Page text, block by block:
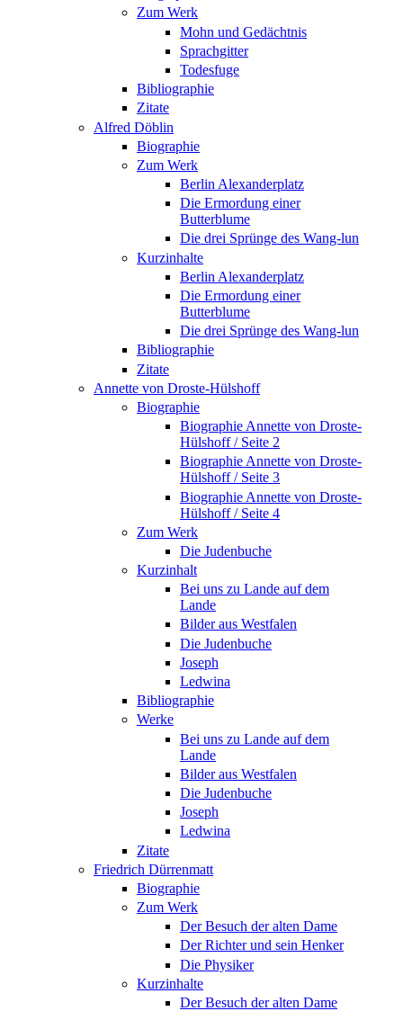
Zum Werk
Mohn und Gedächtnis
Sprachgitter
Todesfuge
Bibliographie
Zitate
Alfred Döblin
Biographie
Zum Werk
Berlin Alexanderplatz
Die Ermordung einer
Butterblume
Die drei Sprünge des Wang-lun
Kurzinhalte
Berlin Alexanderplatz
Die Ermordung einer
Butterblume
Die drei Sprünge des Wang-lun
Bibliographie
Zitate
Annette von Droste-Hülshoff
Biographie
Biographie Annette von Droste-
Hülshoff / Seite 2
Biographie Annette von Droste-
Hülshoff / Seite 3
Biographie Annette von Droste-
Hülshoff / Seite 4
Zum Werk
Die Judenbuche
Kurzinhalt
Bei uns zu Lande auf dem
Lande
Bilder aus Westfalen
Die Judenbuche
Joseph
Ledwina
Bibliographie
Werke
Bei uns zu Lande auf dem
Lande
Bilder aus Westfalen
Die Judenbuche
Joseph
Ledwina
Zitate
Friedrich Dürrenmatt
Biographie
Zum Werk
Der Besuch der alten Dame
Der Richter und sein Henker
Die Physiker
Kurzinhalte
Der Besuch der alten Dame